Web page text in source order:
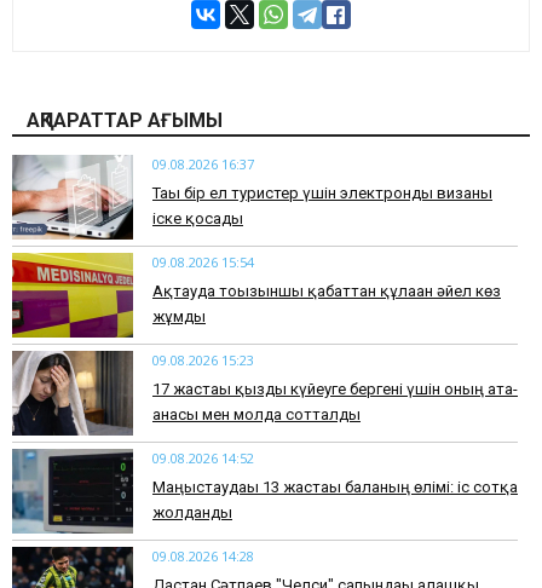
АҚПАРАТТАР АҒЫМЫ
09.08.2026 16:37
Тағы бір ел туристер үшін электронды визаны
іске қосады
09.08.2026 15:54
Ақтауда тоғызыншы қабаттан құлаған әйел көз
жұмды
09.08.2026 15:23
17 жастағы қызды күйеуге бергені үшін оның ата-
анасы мен молда сотталды
09.08.2026 14:52
Маңғыстаудағы 13 жастағы баланың өлімі: іс сотқа
жолданды
09.08.2026 14:28